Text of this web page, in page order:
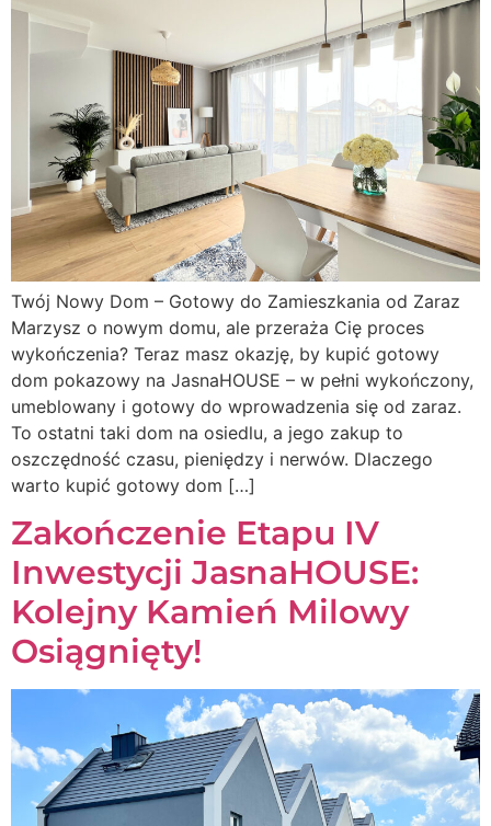
Twój Nowy Dom – Gotowy do Zamieszkania od Zaraz
Marzysz o nowym domu, ale przeraża Cię proces
wykończenia? Teraz masz okazję, by kupić gotowy
dom pokazowy na JasnaHOUSE – w pełni wykończony,
umeblowany i gotowy do wprowadzenia się od zaraz.
To ostatni taki dom na osiedlu, a jego zakup to
oszczędność czasu, pieniędzy i nerwów. Dlaczego
warto kupić gotowy dom […]
Zakończenie Etapu IV
Inwestycji JasnaHOUSE:
Kolejny Kamień Milowy
Osiągnięty!